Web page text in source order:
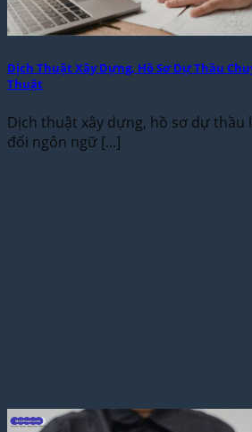
Dịch Thuật Xây Dựng, Hồ Sơ Dự Thầu
Thuật
Dịch thuật xây dựng, hồ sơ dự thầu
đổi ngôn ngữ [...]